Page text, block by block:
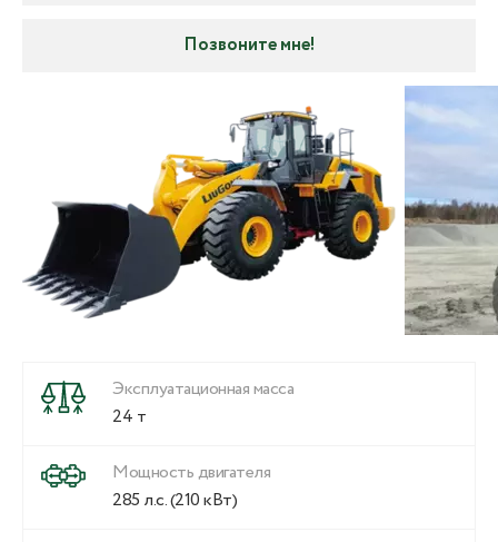
Позвоните мне!
Эксплуатационная масса
24 т
Мощность двигателя
285 л.с. (210 кВт)